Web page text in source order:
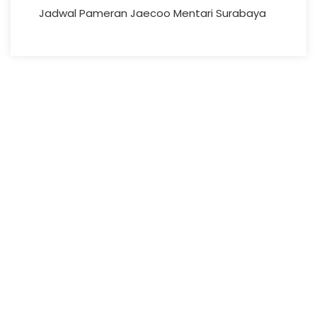
Jadwal Pameran Jaecoo Mentari Surabaya